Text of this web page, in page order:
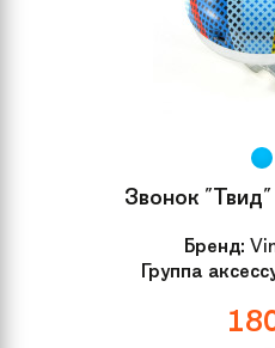
Звонок
Бренд:
Группа